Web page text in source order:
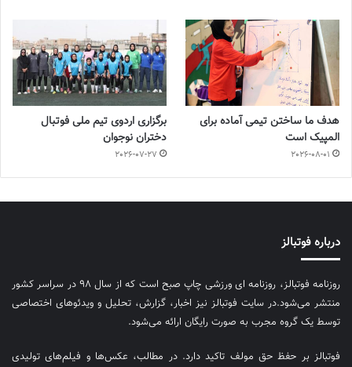
هدف ما ساختن تیمی آماده برای
المپیک است
2026-08-01
برگزاری اردوی تیم ملی فوتبال
دختران نوجوان
2026-07-27
درباره فوتبالز
روزنامه فوتبالز، روزنامه ای ورزشی چاپ صبح است که از سال ۹۸ در سراسر کشور
منتشر می‌شود.در سایت فوتبالز نیز اخبار، گزارش، تحلیل و ویدئوهای اختصاصی
توسط یک گروه مجرب به صورت رایگان ارائه می‌شود.
فوتبالز بر حفظ حق مولف تاکید دارد. در مطالب، عکس‌ها و فیلم‌های تولیدی